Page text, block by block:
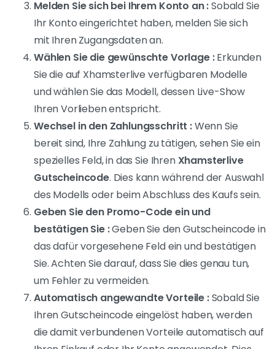
Die Verwendung einesXhamsterlive
Gutscheincodeist eine clevere Möglichkeit, Ihre
Erfahrung auf der Plattform zu optimieren und
gleichzeitig von exklusiven Vorteilen zu profitieren.
Befolgen Sie diese einfachen Schritte, um das Beste
aus Ihrem Gutscheincode zu machen :
Wählen Sie den Promotionscode :
zunächst den Gutscheincode aus, der Ihren
Vorlieben entspricht oder die Vorteile bietet, die
Sie suchen. Diese Codes können auf
verschiedenen Online-Plattformen gefunden
werden oder werden von Xhamsterlive im
Rahmen von Sonderaktionen ausgegeben.
Gehen Sie auf die Xhamsterlive-Website und
erstellen Sie ein Konto :Wenn Sie noch kein
Konto bei Xhamsterlive haben, gehen Sie auf die
Website und erstellen Sie ein Konto. Achten Sie
darauf, dass Sie die erforderlichen Informationen
genau angeben.
Melden Sie sich bei Ihrem Konto an :Sobald Sie